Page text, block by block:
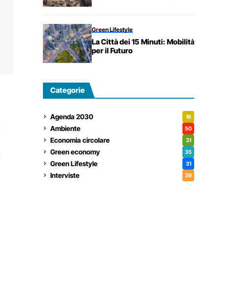
Green Lifestyle
La Città dei 15 Minuti: Mobilità Sostenibile
per il Futuro
Categorie
Agenda 2030 16
Ambiente 50
Economia circolare 31
Green economy 35
Green Lifestyle 31
Interviste 39